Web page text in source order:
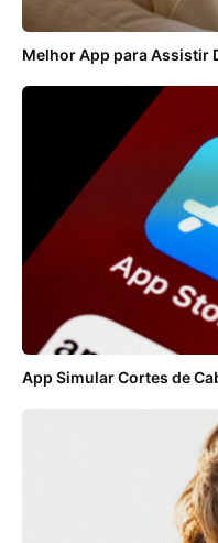
Melhor App para Assistir
App Simular Cortes de